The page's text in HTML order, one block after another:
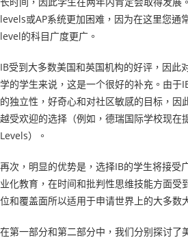
levels或AP系统更加困难，因为在这里您通
level的科目广度更广。
IB受到大多数美国和英国机构的好评，因此
学的学生来说，这是一个很好的补充。由于
的独立性，好奇心和对社区敏感的目标，因
越受欢迎的选择（例如，德瑞国际学校现在
Levels）。
再次，明显的优势是，选择IB的学生将接受
业化教育，在时间和批判性思维技能方面受
位和覆盖面所以适用于申请世界上的大多数
在第一部分和第二部分中，我们分别探讨了